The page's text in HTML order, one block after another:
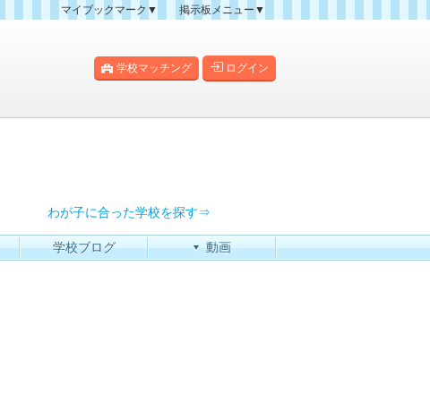
マイブックマーク▼
掲示板メニュー▼
掲示板マップ
人気スレッドランキング
学校マッチング ログイン
わが子に合った学校を探す⇒
学校ブログ 動画